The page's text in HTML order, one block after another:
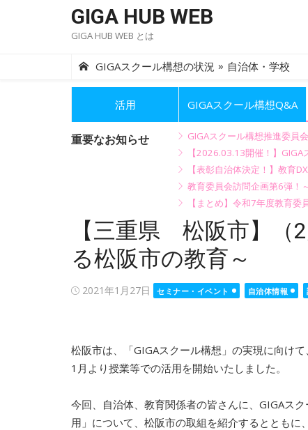
GIGA HUB WEB
GIGA HUB WEB とは
GIGAスクール構想の状況 » 自治体・学校
活用 GIGAスクール構想Q&A
重要なお知らせ
GIGAスクール構想推進委員
【2026.03.13開催！】
【表彰自治体決定！】教育
教育委員会訪問企画第6弾！
【まとめ】令和7年度教育委
【三重県 松阪市】（
る松阪市の教育～
Posted
2021年1月27日 セミナー・イベント 自治体情報
松阪市は、「GIGAスクール構想」の実現に向け
1月より授業等での活用を開始いたしました。
今回、自治体、教育関係者の皆さんに、GIGAス
用」について、松阪市の取組を紹介するととも